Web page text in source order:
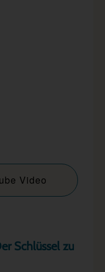
Video
Schlüssel zu